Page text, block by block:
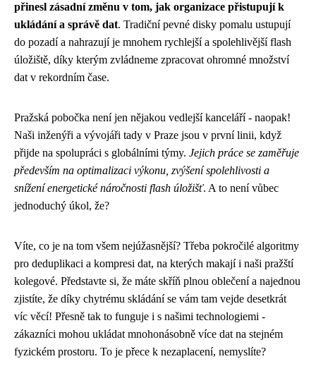
přinesl zásadní změnu v tom, jak organizace přistupují k
ukládání a správě dat. Tradiční pevné disky pomalu ustupují
do pozadí a nahrazují je mnohem rychlejší a spolehlivější flash
úložiště, díky kterým zvládneme zpracovat ohromné množství
dat v rekordním čase.
Pražská pobočka není jen nějakou vedlejší kanceláří - naopak!
Naši inženýři a vývojáři tady v Praze jsou v první linii, když
přijde na spolupráci s globálními týmy. Jejich práce se zaměřuje
především na optimalizaci výkonu, zvýšení spolehlivosti a
snížení energetické náročnosti flash úložišť. A to není vůbec
jednoduchý úkol, že?
Víte, co je na tom všem nejúžasnější? Třeba pokročilé algoritmy
pro deduplikaci a kompresi dat, na kterých makají i naši pražští
kolegové. Představte si, že máte skříň plnou oblečení a najednou
zjistíte, že díky chytrému skládání se vám tam vejde desetkrát
víc věcí! Přesně tak to funguje i s našimi technologiemi -
zákazníci mohou ukládat mnohonásobně více dat na stejném
fyzickém prostoru. To je přece k nezaplacení, nemyslíte?